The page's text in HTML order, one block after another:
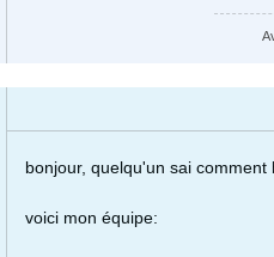
bonjour, quelqu'un sai
voici mon équipe: